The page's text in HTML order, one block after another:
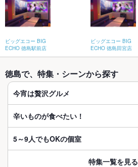
ビッグエコー BIG
ECHO 徳島駅前店
ビッグエコー BIG
ECHO 徳島田宮店
徳島で、特集・シーンから探す
今宵は贅沢グルメ
辛いものが食べたい！
5～9人でもOKの個室
特集一覧を見る